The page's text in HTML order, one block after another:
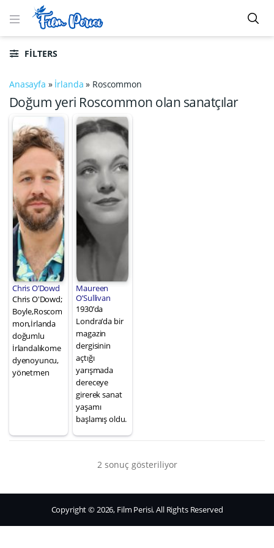
FILTERS
Anasayfa » İrlanda » Roscommon
Doğum yeri Roscommon olan sanatçılar
Chris O’Dowd
Chris O'Dowd;
Boyle,Roscom
mon,İrlanda
doğumlu
İrlandalıkome
dyenoyuncu,
yönetmen
Maureen
O’Sullivan
1930’da
Londra’da bir
magazin
dergisinin
açtığı
yarışmada
dereceye
girerek sanat
yaşamı
başlamış oldu.
2 sonuç gösteriliyor
Copyright © 2026, Film Perisi. All Rights Reserved